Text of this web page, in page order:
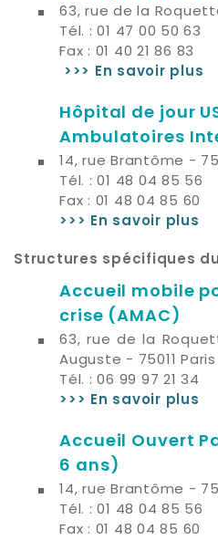
63, rue de la
Tél. : 01 47 00 50 63
Fax : 01 40 21 86 83
>>> En savoir plus
Hôpital de jour
Ambulatoires
14, rue Brantôme -
Tél. : 01 48 04 85 56
Fax : 01 48 04 85 60
>>> En savoir plus
Structures spécifiques
Accueil mobile
crise (AMAC)
63, rue de la
Auguste - 75011 Paris
Tél. : 06 99 97 21 34
>>> En savoir plus
Accueil Ouvert
6 ans)
14, rue Brantôme -
Tél. : 01 48 04 85 56
Fax : 01 48 04 85 60